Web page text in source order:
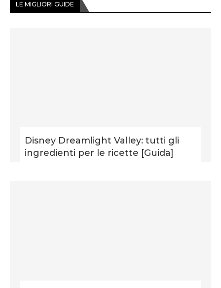
LE MIGLIORI GUIDE
Disney Dreamlight Valley: tutti gli
ingredienti per le ricette [Guida]